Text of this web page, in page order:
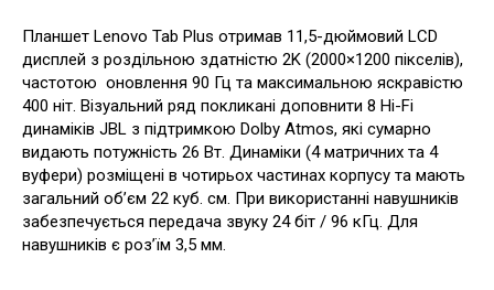
Планшет Lenovo Tab Plus отримав 11,5-дюймовий LCD
дисплей з роздільною здатністю 2K (2000×1200 пікселів),
частотою оновлення 90 Гц та максимальною яскравістю
400 ніт. Візуальний ряд покликані доповнити 8 Hi-Fi
динаміків JBL з підтримкою Dolby Atmos, які сумарно
видають потужність 26 Вт. Динаміки (4 матричних та 4
вуфери) розміщені в чотирьох частинах корпусу та мають
загальний об’єм 22 куб. см. При використанні навушників
забезпечується передача звуку 24 біт / 96 кГц. Для
навушників є роз’їм 3,5 мм.